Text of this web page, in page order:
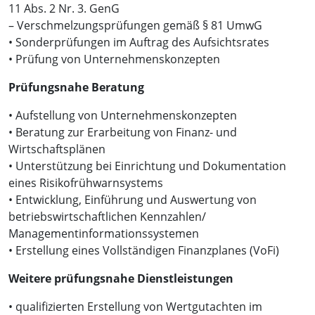
11 Abs. 2 Nr. 3. GenG
– Verschmelzungsprüfungen gemäß § 81 UmwG
• Sonderprüfungen im Auftrag des Aufsichtsrates
• Prüfung von Unternehmenskonzepten
Prüfungsnahe Beratung
• Aufstellung von Unternehmenskonzepten
• Beratung zur Erarbeitung von Finanz- und
Wirtschaftsplänen
• Unterstützung bei Einrichtung und Dokumentation
eines Risikofrühwarnsystems
• Entwicklung, Einführung und Auswertung von
betriebswirtschaftlichen Kennzahlen/
Managementinformationssystemen
• Erstellung eines Vollständigen Finanzplanes (VoFi)
Weitere prüfungsnahe Dienstleistungen
• qualifizierten Erstellung von Wertgutachten im